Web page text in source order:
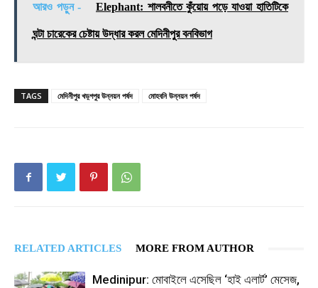
আরও পড়ুন - Elephant: শালবনীতে কুঁয়োয় পড়ে যাওয়া হাতিটিকে
ঘন্টা চারেকের চেষ্টায় উদ্ধার করল মেদিনীপুর বনবিভাগ
TAGS মেদিনীপুর খড়্গপুর উন্নয়ন পর্ষদ মোহবনি উন্নয়ন পর্ষদ
RELATED ARTICLES MORE FROM AUTHOR
Medinipur: মোবাইলে এসেছিল ‘হাই এলার্ট’ মেসেজ,